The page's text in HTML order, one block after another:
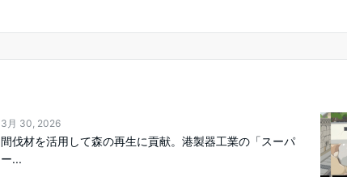
3月 30, 2026
間伐材を活用して森の再生に貢献。港製器工業の「スーパ
ー...